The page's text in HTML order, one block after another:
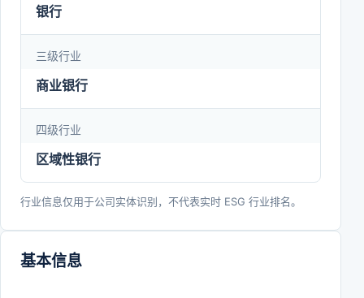
银行
三级行业
商业银行
四级行业
区域性银行
行业信息仅用于公司实体识别，不代表实时 ESG 行业排名。
基本信息